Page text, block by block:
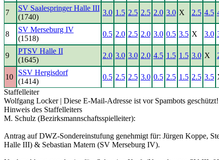
7
SV Saalespringer Halle III
(1740)
3.0 1.5 2.5 2.5 2.0 3.0 X 2.5 4.5
8
SV Merseburg IV
(1518)
0.5 2.0 2.5 2.0 3.0 0.5 3.5 X 3.0
9
PTSV Halle II
(1645)
2.0 3.0 3.0 2.0 4.5 1.5 1.5 3.0 X
10
SSV Hergisdorf
(1414)
0.5 2.5 2.5 3.0 0.5 2.5 1.5 2.5 3.5
Staffelleiter
Wolfgang Locker | Diese E-Mail-Adresse ist vor Spambots
Hinweis des Staffelleiters
M. Schulz (Bezirksmannschaftsspielleiter):
Antrag auf DWZ-Sondereinstufung genehmigt für: Jürgen Koppe,
Halle III) & Sebastian Matern (SV Merseburg IV).